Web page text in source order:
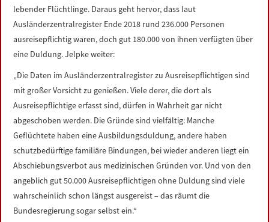
lebender Flüchtlinge. Daraus geht hervor, dass laut
Ausländerzentralregister Ende 2018 rund 236.000 Personen
ausreisepflichtig waren, doch gut 180.000 von ihnen verfügten über
eine Duldung. Jelpke weiter:
„Die Daten im Ausländerzentralregister zu Ausreisepflichtigen sind
mit großer Vorsicht zu genießen. Viele derer, die dort als
Ausreisepflichtige erfasst sind, dürfen in Wahrheit gar nicht
abgeschoben werden. Die Gründe sind vielfältig: Manche
Geflüchtete haben eine Ausbildungsduldung, andere haben
schutzbedürftige familiäre Bindungen, bei wieder anderen liegt ein
Abschiebungsverbot aus medizinischen Gründen vor. Und von den
angeblich gut 50.000 Ausreisepflichtigen ohne Duldung sind viele
wahrscheinlich schon längst ausgereist – das räumt die
Bundesregierung sogar selbst ein.“